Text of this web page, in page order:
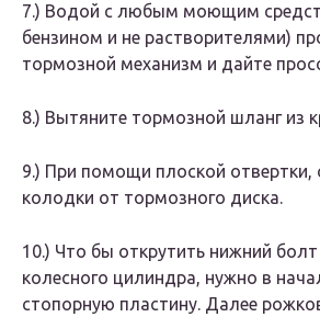
7.)​ Водой с любым моющим
бензином и не растворителями)
тормозной механизм и дайте
8.)​ Вытяните тормозной шланг из
9.)​ При помощи плоской отвертки,
колодки от тормозного диска.
10.​) Что бы открутить нижний болт
колесного цилиндра, нужно в
стопорную пластину. Далее